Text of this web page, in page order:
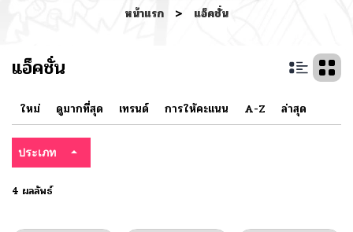
หน้าแรก > แอ็คชั่น
แอ็คชั่น
ใหม่ ดูมากที่สุด เทรนด์ การให้คะแนน A-Z ล่าสุด
ประเภท
4 ผลลัพธ์